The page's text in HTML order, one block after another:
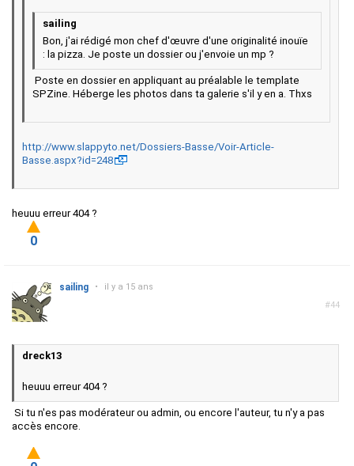
sailing
Bon, j'ai rédigé mon chef d'œuvre d'une originalité inouïe
: la pizza. Je poste un dossier ou j'envoie un mp ?
Poste en dossier en appliquant au préalable le template
SPZine. Héberge les photos dans ta galerie s'il y en a. Thxs
http://www.slappyto.net/Dossiers-Basse/Voir-Article-
Basse.aspx?id=248
heuuu erreur 404 ?
0
#44
sailing • il y a 15 ans
dreck13
heuuu erreur 404 ?
Si tu n'es pas modérateur ou admin, ou encore l'auteur, tu n'y a pas
accès encore.